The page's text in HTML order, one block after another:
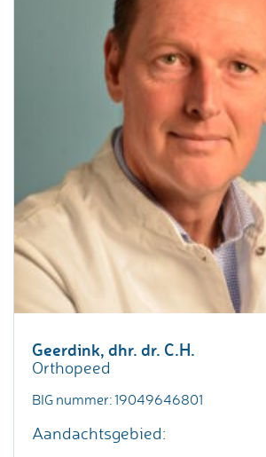
Geerdink, dhr. dr. C.H.
Orthopeed
BIG nummer: 19049646801
Aandachtsgebied: